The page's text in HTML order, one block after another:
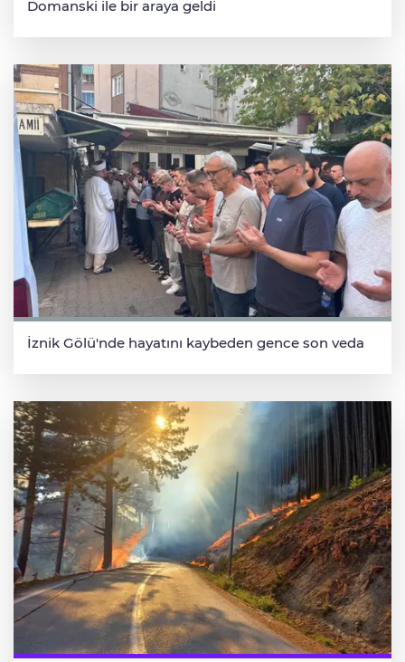
Domanski ile bir araya geldi
İznik Gölü'nde hayatını kaybeden gence son veda